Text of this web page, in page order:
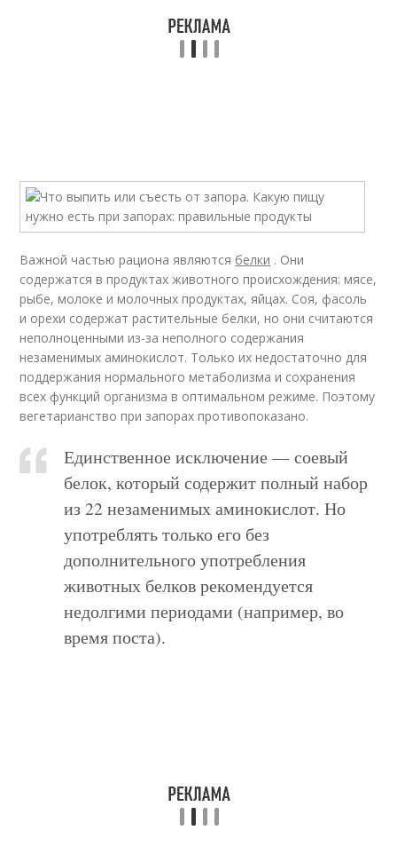
Важной частью рациона являются белки . Они
содержатся в продуктах животного происхождения: мясе,
рыбе, молоке и молочных продуктах, яйцах. Соя, фасоль
и орехи содержат растительные белки, но они считаются
неполноценными из-за неполного содержания
незаменимых аминокислот. Только их недостаточно для
поддержания нормального метаболизма и сохранения
всех функций организма в оптимальном режиме. Поэтому
вегетарианство при запорах противопоказано.
Единственное исключение — соевый
белок, который содержит полный набор
из 22 незаменимых аминокислот. Но
употреблять только его без
дополнительного употребления
животных белков рекомендуется
недолгими периодами (например, во
время поста).